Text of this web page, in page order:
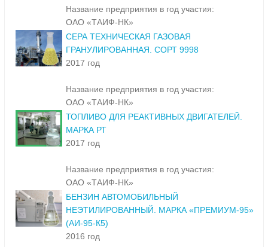
Название предприятия в год участия:
ОАО «ТАИФ-НК»
СЕРА ТЕХНИЧЕСКАЯ ГАЗОВАЯ
ГРАНУЛИРОВАННАЯ. СОРТ 9998
2017 год
Название предприятия в год участия:
ОАО «ТАИФ-НК»
ТОПЛИВО ДЛЯ РЕАКТИВНЫХ ДВИГАТЕЛЕЙ.
МАРКА РТ
2017 год
Название предприятия в год участия:
ОАО «ТАИФ-НК»
БЕНЗИН АВТОМОБИЛЬНЫЙ
НЕЭТИЛИРОВАННЫЙ. МАРКА «ПРЕМИУМ-95»
(АИ-95-К5)
2016 год